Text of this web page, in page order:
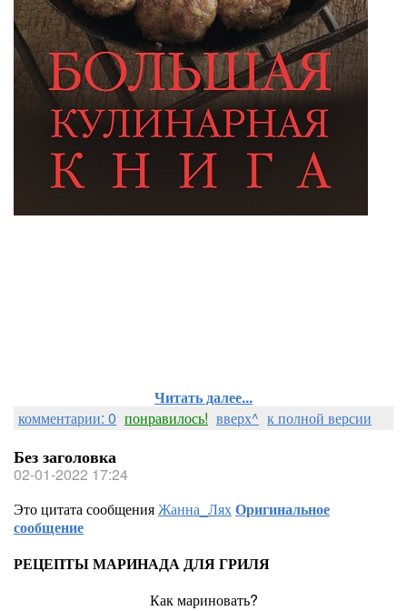
Читать далее...
комментарии: 0 понравилось! вверх^ к полной версии
Без заголовка
02-01-2022 17:24
Это цитата сообщенияЖанна_ЛяхОригинальное
сообщение
РЕЦЕПТЫ МАРИНАДА ДЛЯ ГРИЛЯ
Как мариновать?